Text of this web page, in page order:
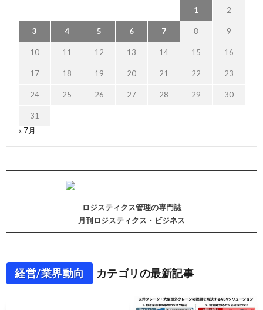
1 2
3 4 5 6 7 8 9
10 11 12 13 14 15 16
17 18 19 20 21 22 23
24 25 26 27 28 29 30
31
« 7月
ロジスティクス管理の専門誌
月刊ロジスティクス・ビジネス
経営/業界動向 カテゴリの最新記事